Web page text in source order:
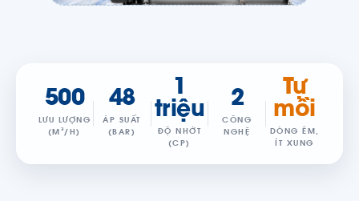
500
LƯU LƯỢNG
(M³/H)
48
ÁP SUẤT
(BAR)
1
triệu
ĐỘ NHỚT
(CP)
2
CÔNG
NGHỆ
Tự
mồi
DÒNG ÊM,
ÍT XUNG